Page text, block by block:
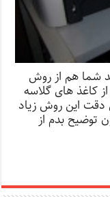
شما هم از روش
کاغذ های گلاسه
دقت این روش زیاد
توضیح بدم از